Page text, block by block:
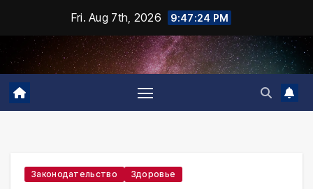
content
Fri. Aug 7th, 2026 9:47:25 PM
Законодательство Здоровье